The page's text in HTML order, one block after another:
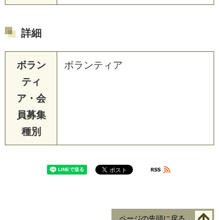
詳細
ボラン
ティ
ア・会
員募集
種別
ボランティア